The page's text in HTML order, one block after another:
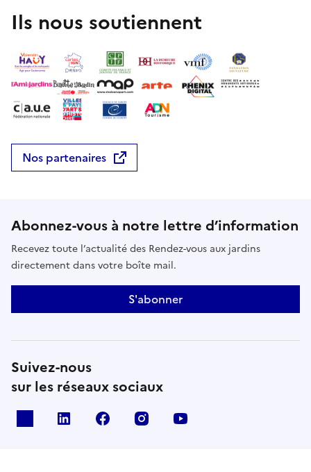
Ils nous soutiennent
Nos partenaires
Abonnez-vous à notre lettre d’information
Recevez toute l’actualité des Rendez-vous aux jardins
directement dans votre boîte mail.
S'abonner
Suivez-nous
sur les réseaux sociaux
Linkedin Facebook Instagram